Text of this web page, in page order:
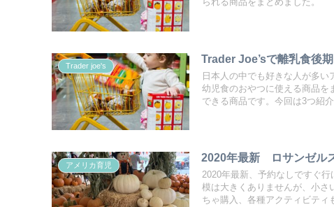
られる商品をまとめました。
Trader joe's
Trader Joe’sで離乳食後
日本人の中でも好きな人が多い
幼児食のおやつに使える商品を
できる商品です。今回は3つ紹
アメリカ育児
2020年最新 ロサンゼル
2020年最新、予約なしですぐ
模は大きくありませんが、小さ
ちゃ購入、各種アクティビティ